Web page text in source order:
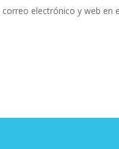
electrónico y web en